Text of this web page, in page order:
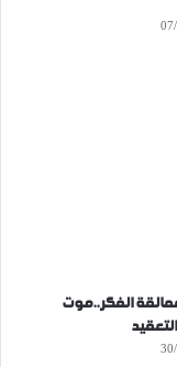
الفكر..موت